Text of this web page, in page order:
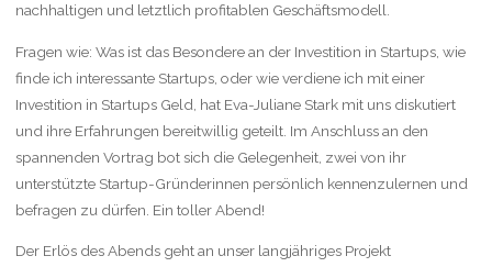
nachhaltigen und letztlich profitablen Geschäftsmodell.
Fragen wie: Was ist das Besondere an der Investition in Startups, wie
finde ich interessante Startups, oder wie verdiene ich mit einer
Investition in Startups Geld, hat Eva-Juliane Stark mit uns diskutiert
und ihre Erfahrungen bereitwillig geteilt. Im Anschluss an den
spannenden Vortrag bot sich die Gelegenheit, zwei von ihr
unterstützte Startup-Gründerinnen persönlich kennenzulernen und
befragen zu dürfen. Ein toller Abend!
Der Erlös des Abends geht an unser langjähriges Projekt